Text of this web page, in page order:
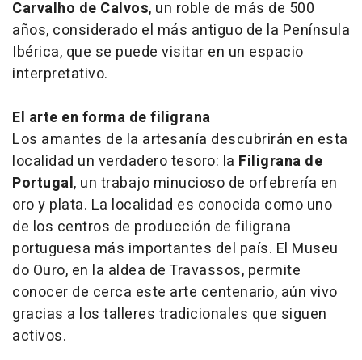
Carvalho de Calvos, un roble de más de 500
años, considerado el más antiguo de la Península
Ibérica, que se puede visitar en un espacio
interpretativo.
El arte en forma de filigrana
Los amantes de la artesanía descubrirán en esta
localidad un verdadero tesoro: la Filigrana de
Portugal, un trabajo minucioso de orfebrería en
oro y plata. La localidad es conocida como uno
de los centros de producción de filigrana
portuguesa más importantes del país. El Museu
do Ouro, en la aldea de Travassos, permite
conocer de cerca este arte centenario, aún vivo
gracias a los talleres tradicionales que siguen
activos.